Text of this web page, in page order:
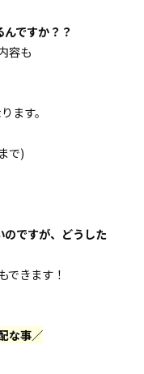
ですか？？
容も
ます。
で)
ですが、どうした
きます！
な事／